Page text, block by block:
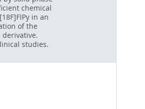
chemical
in an
of the
derivative.
studies.